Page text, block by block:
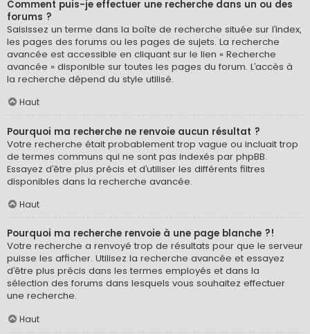
Comment puis-je effectuer une recherche dans un ou des
forums ?
Saisissez un terme dans la boîte de recherche située sur l’index,
les pages des forums ou les pages de sujets. La recherche
avancée est accessible en cliquant sur le lien « Recherche
avancée » disponible sur toutes les pages du forum. L’accès à
la recherche dépend du style utilisé.
Haut
Pourquoi ma recherche ne renvoie aucun résultat ?
Votre recherche était probablement trop vague ou incluait trop
de termes communs qui ne sont pas indexés par phpBB.
Essayez d’être plus précis et d’utiliser les différents filtres
disponibles dans la recherche avancée.
Haut
Pourquoi ma recherche renvoie à une page blanche ?!
Votre recherche a renvoyé trop de résultats pour que le serveur
puisse les afficher. Utilisez la recherche avancée et essayez
d’être plus précis dans les termes employés et dans la
sélection des forums dans lesquels vous souhaitez effectuer
une recherche.
Haut